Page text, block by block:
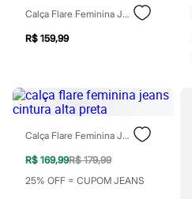
Pijamas
Sutiãs e Tops
Moda praia
Saídas de praia
Personagens
Plus size
Blusas e Camisetas
Calças
Casacos e Jaquetas
Jeans
Moda esportiva
Calça Flare Feminina Jeans Cintura Alta Azul
R$ 159,99
Calça Flare Feminina Jeans Cintura Alta Preta
R$ 169,99R$ 179,99
25% OFF = CUPOM JEANS